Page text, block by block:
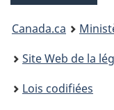
You
are
here:
Canada.ca
Site Web de la
Lois codifiées